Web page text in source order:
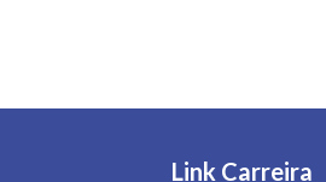
Link Carreira
A Link Carreira é